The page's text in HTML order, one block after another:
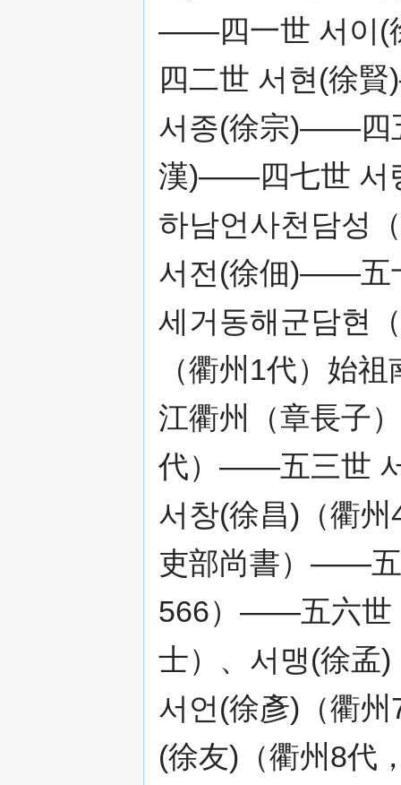
——四一世 서이(
四二世 서현(徐
서종(徐宗)——四
漢)——四七世 서
하남언사천담성
서전(徐佃)——五
세거동해군담현
（衢州1代）始
江衢州（章長子
代）——五三世
서창(徐昌)（衢
吏部尚書）——五
566）——五六世
士）、서맹(徐
서언(徐彥)（衢
(徐友)（衢州8代